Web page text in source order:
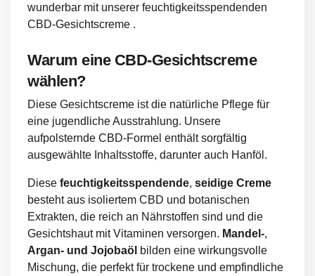
wunderbar mit unserer feuchtigkeitsspendenden
CBD-Gesichtscreme .
Warum eine CBD-Gesichtscreme
wählen?
Diese Gesichtscreme ist die natürliche Pflege für
eine jugendliche Ausstrahlung. Unsere
aufpolsternde CBD-Formel enthält sorgfältig
ausgewählte Inhaltsstoffe, darunter auch Hanföl.
Diese feuchtigkeitsspendende, seidige Creme
besteht aus isoliertem CBD und botanischen
Extrakten, die reich an Nährstoffen sind und die
Gesichtshaut mit Vitaminen versorgen. Mandel-,
Argan- und Jojobaöl bilden eine wirkungsvolle
Mischung, die perfekt für trockene und empfindliche